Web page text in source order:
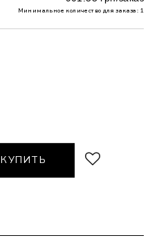
Минимальное количество для заказа: 1
КУПИТЬ